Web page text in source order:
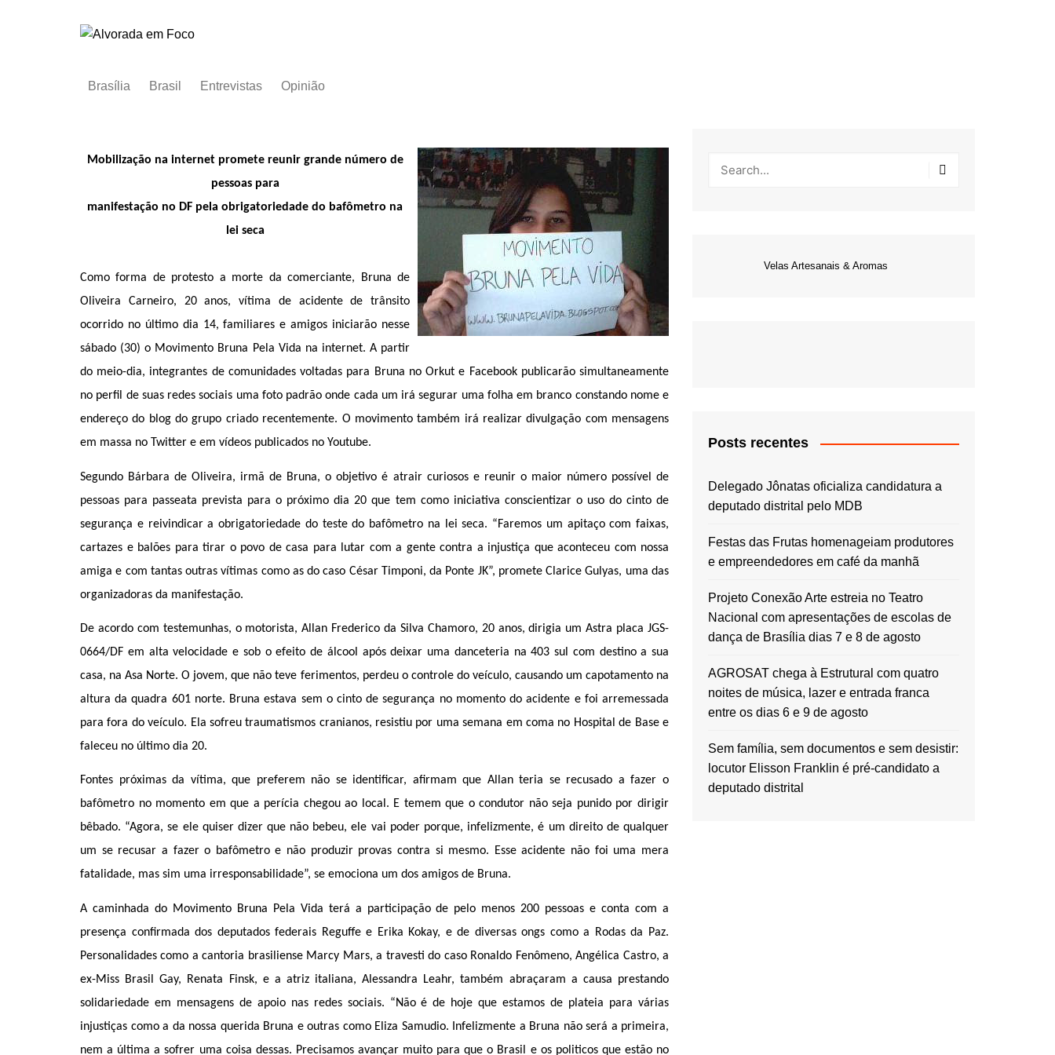
Brasília
Brasil Entrevistas Opinião
Mobilização na internet promete reunir grande número de
pessoas para
manifestação no DF pela obrigatoriedade do bafômetro na
lei seca
Como forma de protesto a morte da comerciante, Bruna de
Oliveira Carneiro, 20 anos, vítima de acidente de trânsito
ocorrido no último dia 14, familiares e amigos iniciarão nesse
sábado (30) o Movimento Bruna Pela Vida na internet. A partir
do meio-dia, integrantes de comunidades voltadas para Bruna no Orkut e Facebook publicarão simultaneamente
no perfil de suas redes sociais uma foto padrão onde cada um irá segurar uma folha em branco constando nome e
endereço do blog do grupo criado recentemente. O movimento também irá realizar divulgação com mensagens
em massa no Twitter e em vídeos publicados no Youtube.
Segundo Bárbara de Oliveira, irmã de Bruna, o objetivo é atrair curiosos e reunir o maior número possível de
pessoas para passeata prevista para o próximo dia 20 que tem como iniciativa conscientizar o uso do cinto de
segurança e reivindicar a obrigatoriedade do teste do bafômetro na lei seca. “Faremos um apitaço com faixas,
cartazes e balões para tirar o povo de casa para lutar com a gente contra a injustiça que aconteceu com nossa
amiga e com tantas outras vítimas como as do caso César Timponi, da Ponte JK”, promete Clarice Gulyas, uma das
organizadoras da manifestação.
De acordo com testemunhas, o motorista, Allan Frederico da Silva Chamoro, 20 anos, dirigia um Astra placa JGS-
0664/DF em alta velocidade e sob o efeito de álcool após deixar uma danceteria na 403 sul com destino a sua
casa, na Asa Norte.O jovem, que não teve ferimentos, perdeu o controle do veículo, causando um capotamento na
altura da quadra 601 norte. Bruna estava sem o cinto de segurança no momento do acidente e foi arremessada
para fora do veículo. Ela sofreu traumatismos cranianos, resistiu por uma semana em coma no Hospital de Base e
faleceu no último dia 20.
Fontes próximas da vítima, que preferem não se identificar, afirmam que Allan teria se recusado a fazer o
bafômetro no momento em que a perícia chegou ao local. E temem que o condutor não seja punido por dirigir
bêbado. “Agora, se ele quiser dizer que não bebeu, ele vai poder porque, infelizmente, é um direito de qualquer
um se recusar a fazer o bafômetro e não produzir provas contra si mesmo. Esse acidente não foi uma mera
fatalidade, mas sim uma irresponsabilidade”, se emociona um dos amigos de Bruna.
A caminhada do Movimento Bruna Pela Vida terá a participação de pelo menos 200 pessoas e conta com a
presença confirmada dos deputados federais Reguffe e Erika Kokay, e de diversas ongs como a Rodas da Paz.
Personalidades como a cantoria brasiliense Marcy Mars, a travesti do caso Ronaldo Fenômeno, Angélica Castro, a
ex-Miss Brasil Gay, Renata Finsk, e a atriz italiana, Alessandra Leahr, também abraçaram a causa prestando
solidariedade em mensagens de apoio nas redes sociais. “Não é de hoje que estamos de plateia para várias
injustiças como a da nossa querida Bruna e outras como Eliza Samudio. Infelizmente a Bruna não será a primeira,
nem a última a sofrer uma coisa dessas. Precisamos avançar muito para que o Brasil e os politicos que estão no
Velas Artesanais & Aromas
Posts recentes
Delegado Jônatas oficializa candidatura a
deputado distrital pelo MDB
Festas das Frutas homenageiam produtores
e empreendedores em café da manhã
Projeto Conexão Arte estreia no Teatro
Nacional com apresentações de escolas de
dança de Brasília dias 7 e 8 de agosto
AGROSAT chega à Estrutural com quatro
noites de música, lazer e entrada franca
entre os dias 6 e 9 de agosto
Sem família, sem documentos e sem desistir:
locutor Elisson Franklin é pré-candidato a
deputado distrital